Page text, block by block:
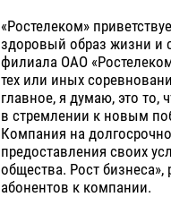
«Ростелеком»
здоровый образ жизни и
филиала ОАО
тех или иных
главное, я думаю, это то,
в стремлении к новым
Компания на
предоставления своих
общества. Рост
абонентов к компании.